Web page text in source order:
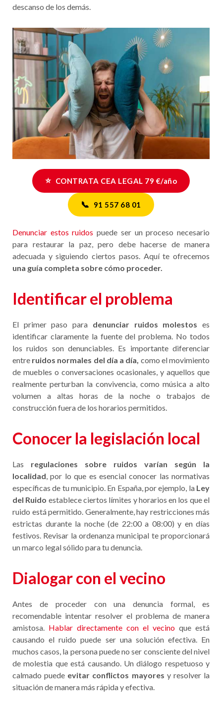
descanso de los demás.
⭐ CONTRATA CEA LEGAL 79 €/año
📞 91 557 68 01
Denunciar estos ruidos puede ser un proceso necesario
para restaurar la paz, pero debe hacerse de manera
adecuada y siguiendo ciertos pasos. Aquí te ofrecemos
una guía completa sobre cómo proceder.
Identificar el problema
El primer paso para denunciar ruidos molestos es
identificar claramente la fuente del problema. No todos
los ruidos son denunciables. Es importante diferenciar
entre ruidos normales del día a día, como el movimiento
de muebles o conversaciones ocasionales, y aquellos que
realmente perturban la convivencia, como música a alto
volumen a altas horas de la noche o trabajos de
construcción fuera de los horarios permitidos.
Conocer la legislación local
Las regulaciones sobre ruidos varían según la
localidad, por lo que es esencial conocer las normativas
específicas de tu municipio. En España, por ejemplo, la Ley
del Ruido establece ciertos límites y horarios en los que el
ruido está permitido. Generalmente, hay restricciones más
estrictas durante la noche (de 22:00 a 08:00) y en días
festivos. Revisar la ordenanza municipal te proporcionará
un marco legal sólido para tu denuncia.
Dialogar con el vecino
Antes de proceder con una denuncia formal, es
recomendable intentar resolver el problema de manera
amistosa. Hablar directamente con el vecino que está
causando el ruido puede ser una solución efectiva. En
muchos casos, la persona puede no ser consciente del nivel
de molestia que está causando. Un diálogo respetuoso y
calmado puede evitar conflictos mayores y resolver la
situación de manera más rápida y efectiva.